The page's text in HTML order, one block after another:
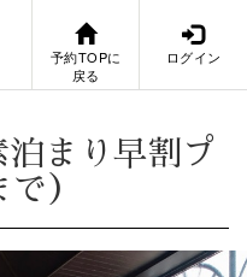
予約TOPに
戻る
ログイン
泊まり早割プ
）